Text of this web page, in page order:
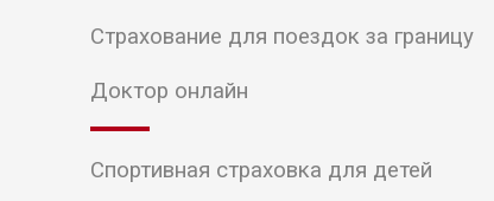
Страхование для поездок за границу
Доктор онлайн
Спортивная страховка для детей